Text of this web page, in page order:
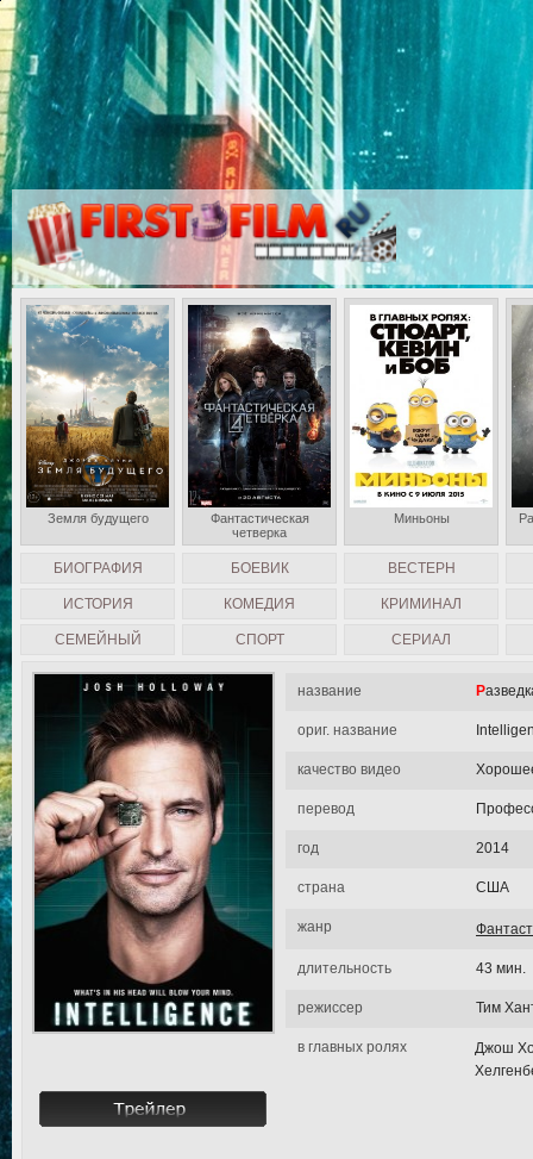
название
ориг. название
качество видео
перевод
год 2014
страна США
жанр
длительность 43 мин.
режиссер Тим
в главных ролях
Джош
БИОГРАФИЯ БОЕВИК ВЕСТЕРН
ИСТОРИЯ КОМЕДИЯ КРИМИНАЛ
СЕМЕЙНЫЙ СПОРТ СЕРИАЛ
Земля будущего
Фантастическая
четверка
Миньоны